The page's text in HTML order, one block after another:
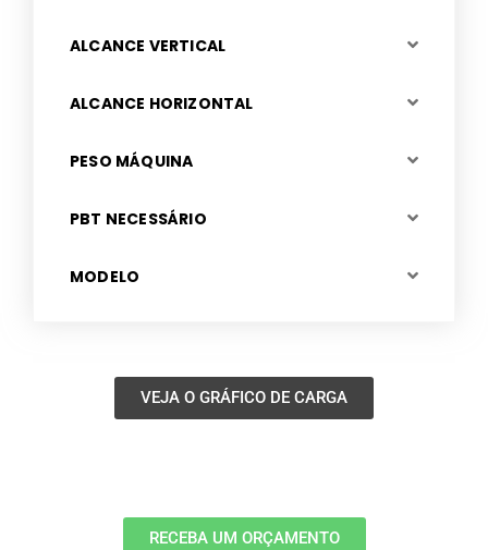
ALCANCE VERTICAL
ALCANCE HORIZONTAL
PESO MÁQUINA
PBT NECESSÁRIO
MODELO
VEJA O GRÁFICO DE CARGA
RECEBA UM ORÇAMENTO